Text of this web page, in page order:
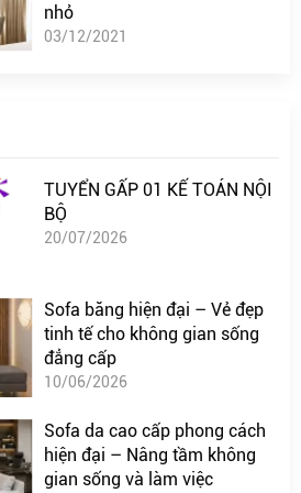
nhỏ
03/12/2021
TUYỂN GẤP 01 KẾ TOÁN NỘI
BỘ
20/07/2026
Sofa băng hiện đại – Vẻ đẹp
tinh tế cho không gian sống
đẳng cấp
10/06/2026
Sofa da cao cấp phong cách
hiện đại – Nâng tầm không
gian sống và làm việc